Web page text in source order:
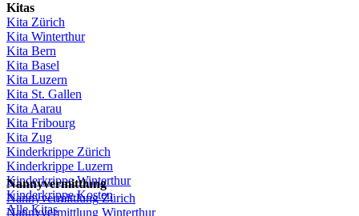
Kitas
Kita Zürich
Kita Winterthur
Kita Bern
Kita Basel
Kita Luzern
Kita St. Gallen
Kita Aarau
Kita Fribourg
Kita Zug
Kinderkrippe Zürich
Kinderkrippe Luzern
KinderkrippeWinterthur
Kinderkrippe Kosten
Alle Kitas
Nannyvermittlung
Nannyvermittlung Zürich
Nannyvermittlung Winterthur